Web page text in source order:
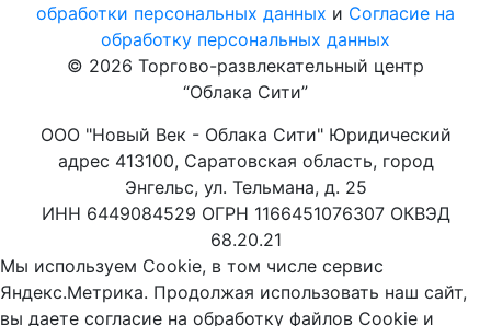
© 2026 Торгово-развлекательный центр
“Облака Сити”
обработки персональных данных и Согласие на
обработку персональных данных
ООО "Новый Век - Облака Сити" Юридический
адрес 413100, Саратовская область, город
Энгельс, ул. Тельмана, д. 25
ИНН 6449084529 ОГРН 1166451076307 ОКВЭД
68.20.21
Мы используем Cookie, в том числе сервис
Яндекс.Метрика. Продолжая использовать наш сайт,
вы даете согласие на обработку файлов Cookie и